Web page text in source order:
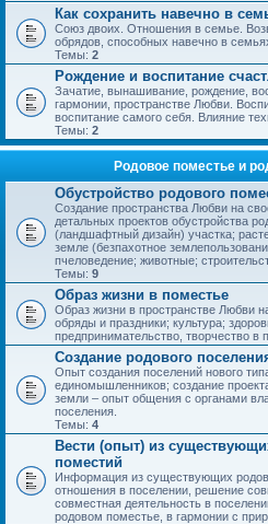
Как сохранить навечно в
Союз двоих. Отношения в семье.
обрядов, способных навечно в
Темы: 2
Рождение и воспитание
Зачатие, вынашивание, рождение,
гармонии, пространстве Любви.
воспитание самого себя. Влияние
Темы: 2
Родовое поместье и
Обустройство родового
Создание пространства Любви на
детальных проектов обустройства
(ландшафтный дизайн) участка;
земле (безпахотное
пчеловедение; животные;
Темы: 9
Образ жизни в поместье
Образ жизни в пространстве Любви
обряды и праздники; культура;
предпринимательство, творчество в
Создание родового
Опыт создания поселений нового
единомышленников; создание
земли – опыт общения с органами
поселения.
Темы: 4
Вести (опыт) из
поместий
Информация из существующих
отношения в поселении, решение
совместная деятельность в
родовом поместье, в гармонии с